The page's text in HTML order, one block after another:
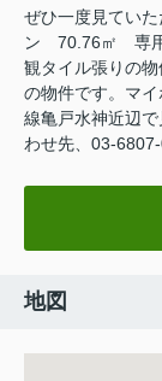
ぜひ一度見てい
ン 70.76㎡ 専用
観タイル張りの
の物件です。マ
線亀戸水神近辺
わせ先、03-6807-
地図